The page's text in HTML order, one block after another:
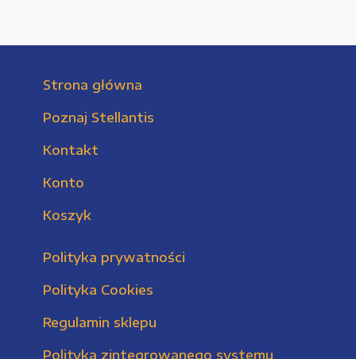
Strona główna
Poznaj Stellantis
Kontakt
Konto
Koszyk
Polityka prywatności
Polityka Cookies
Regulamin sklepu
Polityka zintegrowanego systemu